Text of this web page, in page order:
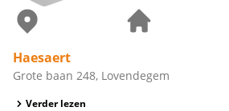
Haesaert
Grote baan 248, Lovendegem
Verder lezen